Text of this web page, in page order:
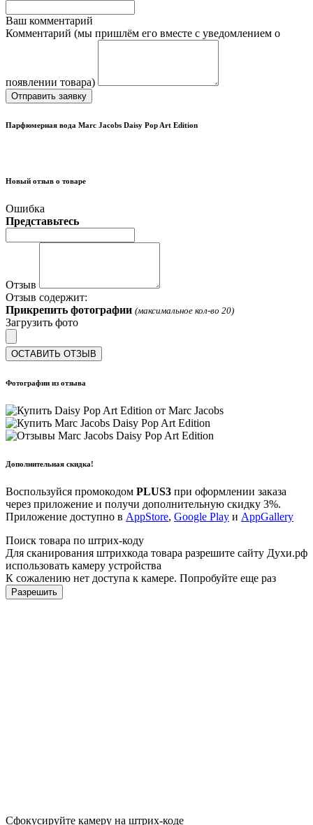
Ваш комментарий
Комментарий (мы пришлём его вместе с уведомлением о
появлении товара)
Отправить заявку
Парфюмерная вода Marc Jacobs Daisy Pop Art Edition
Новый отзыв о товаре
Ошибка
Представьтесь
Отзыв
Отзыв содержит:
Прикрепить фотографии (максимальное кол-во 20)
Загрузить фото
ОСТАВИТЬ ОТЗЫВ
Фотографии из отзыва
Дополнительная скидка!
Воспользуйся промокодом PLUS3 при оформлении заказа
через приложение и получи дополнительную скидку 3%.
Приложение доступно в AppStore, Google Play и AppGallery
Поиск товара по штрих-коду
Для сканирования штрихкода товара разрешите сайту Духи.рф
использовать камеру устройства
К сожалению нет доступа к камере. Попробуйте еще раз
Разрешить
Сфокусируйте камеру на штрих-коде